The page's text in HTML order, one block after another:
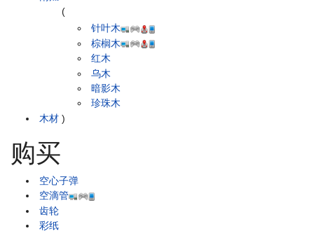
木材
(
针叶木
棕榈木
红木
乌木
暗影木
珍珠木
)
购买
空心子弹
空滴管
齿轮
彩纸